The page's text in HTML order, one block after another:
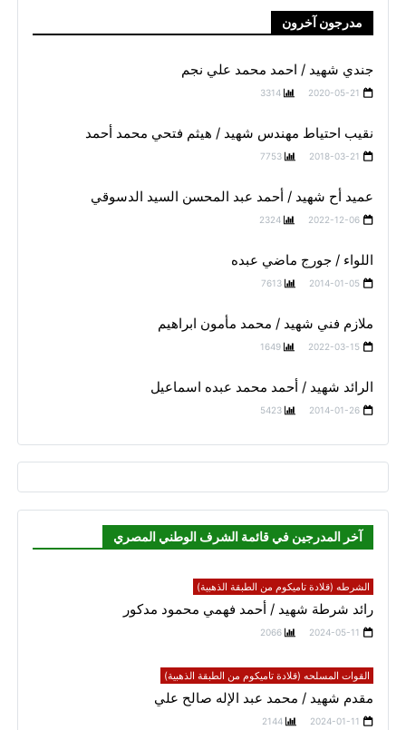
مدرجون آخرون
جندي شهيد / احمد محمد علي نجم
2020-05-21
3314
نقيب احتياط مهندس شهيد / هيثم فتحي محمد أحمد
2018-03-21
7753
عميد أح شهيد / أحمد عبد المحسن السيد الدسوقي
2022-12-06
2324
اللواء / جورج ماضي عبده
2014-01-05
7613
ملازم فني شهيد / محمد مأمون ابراهيم
2022-03-15
1649
الرائد شهيد / أحمد محمد عبده اسماعيل
2014-01-26
5423
آخر المدرجين في قائمة الشرف الوطني المصري
الشرطه (قلادة تاميكوم من الطبقة الذهبية)
رائد شرطة شهيد / أحمد فهمي محمود مدكور
2024-05-11
2066
القوات المسلحه (قلادة تاميكوم من الطبقة الذهبية)
مقدم شهيد / محمد عبد الإله صالح علي
2024-01-11
2144